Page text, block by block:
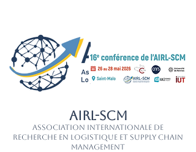
AIRL-SCM
Association Internationale de
Recherche en Logistique et Supply Chain
Management